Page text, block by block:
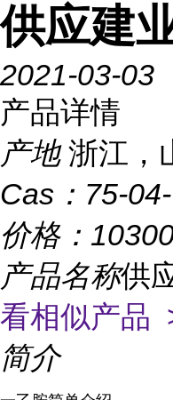
供应建
2021-03-03
产品详情
产地 浙江，
Cas： 75-
价格：
产品名称供
看相似产品
简介